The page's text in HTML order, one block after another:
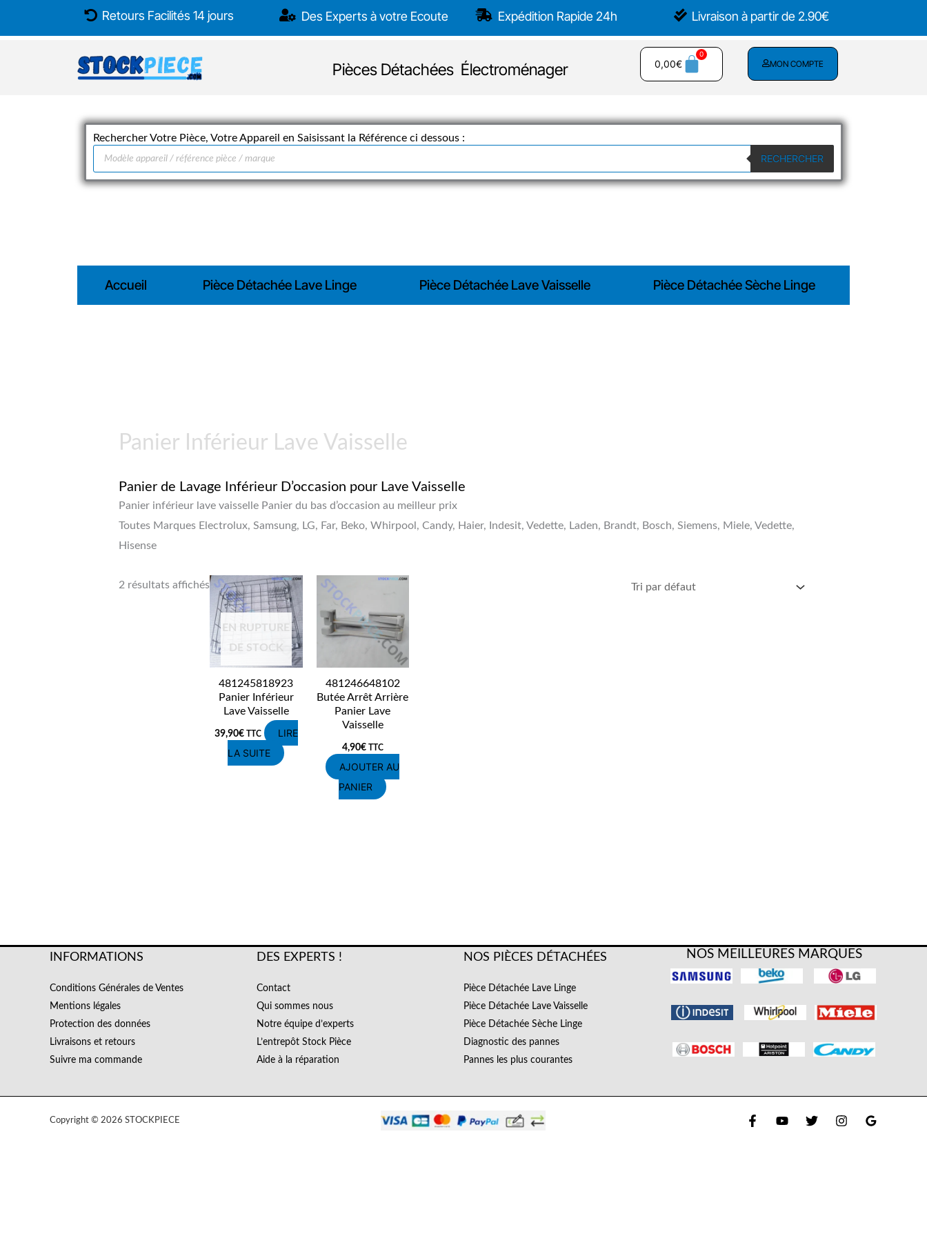
Retours Facilités 14 jours Des Experts à votre Ecoute Expédition Rapide 24h Livraison à partir de 2.90€
Pièces Détachées Électroménager 0,00€ MON COMPTE
Rechercher Votre Pièce, Votre Appareil en Saisissant la Référence ci dessous :
Recherche
produits
RECHERCHER
Accueil Pièce Détachée Lave Linge Pièce Détachée Lave Vaisselle Pièce Détachée Sèche Linge
Panier Inférieur Lave Vaisselle
Panier de Lavage Inférieur D’occasion pour Lave Vaisselle
Panier inférieur lave vaisselle Panier du bas d’occasion au meilleur prix
Toutes Marques Electrolux, Samsung, LG, Far, Beko, Whirpool, Candy, Haier, Indesit, Vedette, Laden, Brandt, Bosch, Siemens, Miele, Vedette,
Hisense
2 résultats affichés
EN RUPTURE
DE STOCK
481245818923
Panier Inférieur
Lave Vaisselle
39,90€ TTC
LIRE
LA SUITE
481246648102
Butée Arrêt Arrière
Panier Lave
Vaisselle
4,90€ TTC
AJOUTER AU
PANIER
INFORMATIONS
Conditions Générales de Ventes
Mentions légales
Protection des données
Livraisons et retours
Suivre ma commande
DES EXPERTS !
Contact
Qui sommes nous
Notre équipe d’experts
L’entrepôt Stock Pièce
Aide à la réparation
NOS PIÈCES DÉTACHÉES
Pièce Détachée Lave Linge
Pièce Détachée Lave Vaisselle
Pièce Détachée Sèche Linge
Diagnostic des pannes
Pannes les plus courantes
NOS MEILLEURES MARQUES
Copyright © 2026 STOCKPIECE